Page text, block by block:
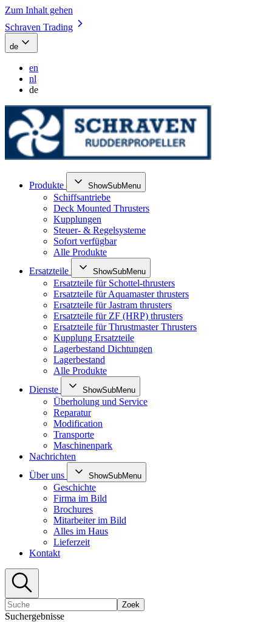
Zum Inhalt gehen
Schraven Trading
de
en
nl
de
Produkte ShowSubMenu
Schiffsantriebe
Deck Mounted Thrusters
Kupplungen
Steuer- & Regelsysteme
Sofort verfügbar
Alle Produkte
Ersatzteile
ShowSubMenu
Ersatzteile für Schottel-thrusters
Ersatzteile für Aquamaster thrusters
Ersatzteile für Jastram thrusters
Ersatzteile für ZF (HRP) thrusters
Ersatzteile für Thrustmaster Thrusters
Kupplung Ersatzteile
Lagerbestand Dichtungen
Lagerbestand
Alle Produkte
Dienste
ShowSubMenu
Überholung und Service
Reparatur
Modification
Transporte
Maschinenpark
Nachrichten
Über uns
ShowSubMenu
Geschichte
Firma im Bild
Brochures
Mitarbeiter im Bild
Alles im Haus
Lieferzeit
Kontakt
Zoek
Suchergebnisse